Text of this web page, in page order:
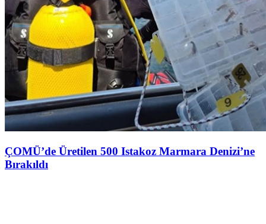
ÇOMÜ’de Üretilen 500 Istakoz Marmara Denizi’ne
Bırakıldı